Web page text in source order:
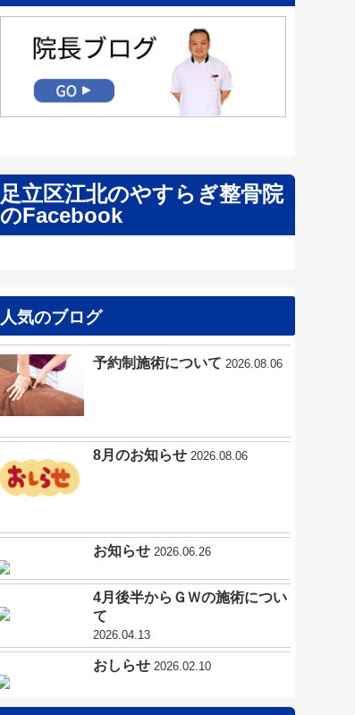
足立区江北のやすらぎ整骨院
のFacebook
人気のブログ
予約制施術について 2026.08.06
8月のお知らせ 2026.08.06
お知らせ 2026.06.26
4月後半からＧＷの施術につい
て
2026.04.13
おしらせ 2026.02.10